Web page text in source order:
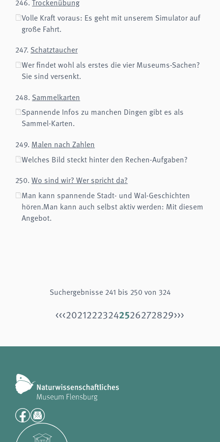
246. Trockenübung
Volle Kraft voraus: Es geht mit unserem Simulator auf
große Fahrt.
247. Schatztaucher
Wer findet wohl als erstes die vier Museums-Sachen?
Sie sind versenkt.
248. Sammelkarten
Spannende Infos zu manchen Dingen gibt es als
Sammel-Karten.
249. Malen nach Zahlen
Welches Bild steckt hinter den Rechen-Aufgaben?
250. Wo sind wir? Wer spricht da?
Man kann spannende Stadt- und Wal-Geschichten
hören.Man kann auch selbst aktiv werden: Mit diesem
Angebot.
Suchergebnisse 241 bis 250 von 324
<<<20212223242526272829>>>